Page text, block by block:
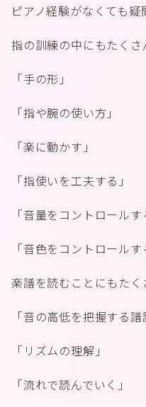
ピアノ経験がなくても疑
指の訓練の中にもたくさ
「手の形」
「指や腕の使い方」
「楽に動かす」
「指使いを工夫する」
「音量をコントロールす
「音色をコントロールす
楽譜を読むことにもた
「音の高低を把握する譜
「リズムの理解」
「流れで読んでいく」